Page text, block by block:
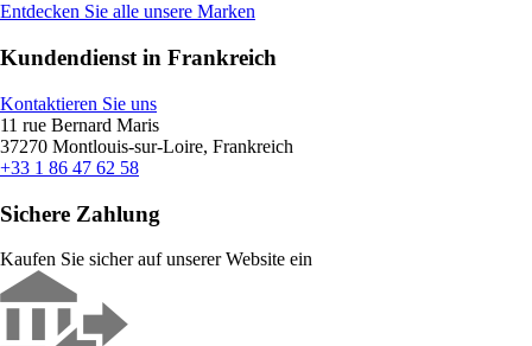
Entdecken Sie alle unsere Marken
Kundendienst in Frankreich
Kontaktieren Sie uns
11 rue Bernard Maris
37270 Montlouis-sur-Loire, Frankreich
+33 1 86 47 62 58
Sichere Zahlung
Kaufen Sie sicher auf unserer Website ein